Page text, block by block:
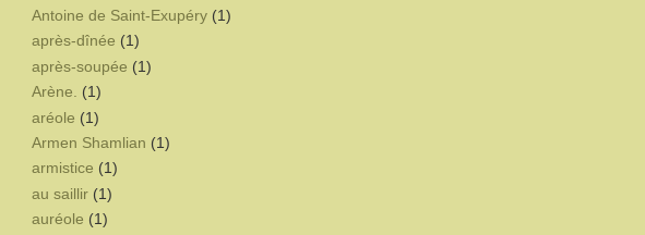
Antoine de Saint-Exupéry (1)
après-dînée (1)
après-soupée (1)
Arène. (1)
aréole (1)
Armen Shamlian (1)
armistice (1)
au saillir (1)
auréole (1)